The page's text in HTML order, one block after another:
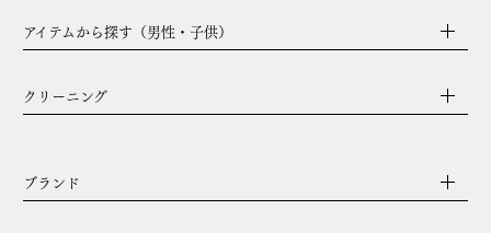
アイテムから探す（男性・子供）
クリーニング
ブランド